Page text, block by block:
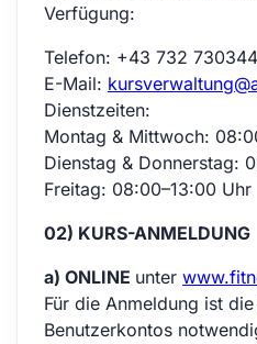
Verfügung:
Telefon: +43 732 730344
E-Mail:
Dienstzeiten:
Montag & Mittwoch:
Dienstag & Donnerstag:
Freitag: 08:00–13:00 Uhr
02) KURS-ANMELDUNG
a) ONLINE unter
Für die Anmeldung ist
Benutzerkontos